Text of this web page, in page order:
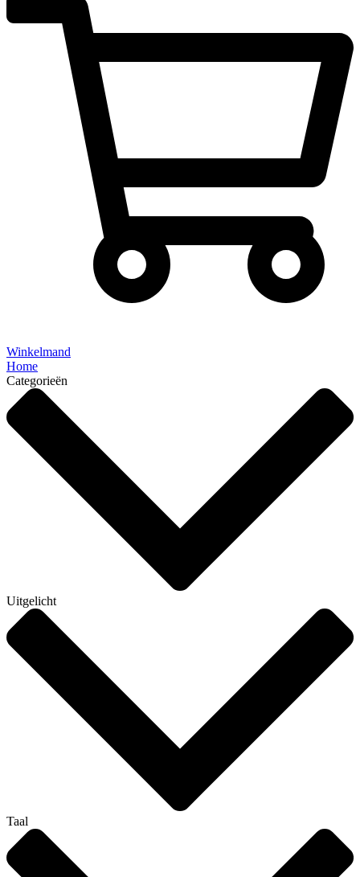
Winkelmand
Home
Categorieën
Uitgelicht
Taal